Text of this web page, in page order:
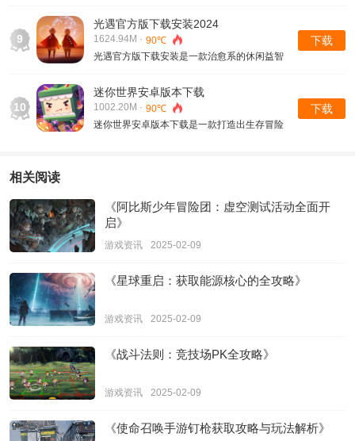
个清晰唯美风格的主题背景，玩家就会在这个
世界当中去开启很多主线任务......
9
光遇官方版下载安装2024
1624.94M · 90℃
光遇官方版下载安装是一款治愈系的休闲益智
旅程，游戏内会有很多华丽的场景并且会给玩
家带来视觉上的盛宴，游戏内会有很多经常
的.....
下载
10
迷你世界安卓版本下载
1002.20M · 90℃
迷你世界安卓版本下载是一款打造出生存冒险
下载
相关阅读
《阿比斯少年冒险团：虚空测试活动全面开
启》
游戏资讯 2025-02-09
《星球重启：获取能源核心的全攻略》
游戏资讯 2025-02-09
《战斗法则：竞技场PK全攻略》
游戏资讯 2025-02-09
《使命召唤手游钉枪获取攻略与玩法解析》